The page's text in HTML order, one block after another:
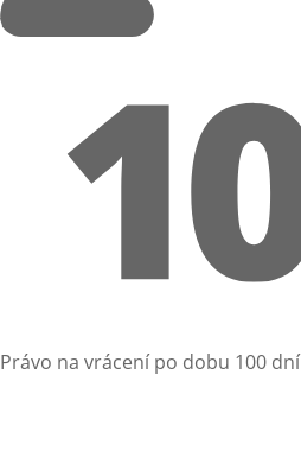
Právo na vrácení po dobu 100 dní